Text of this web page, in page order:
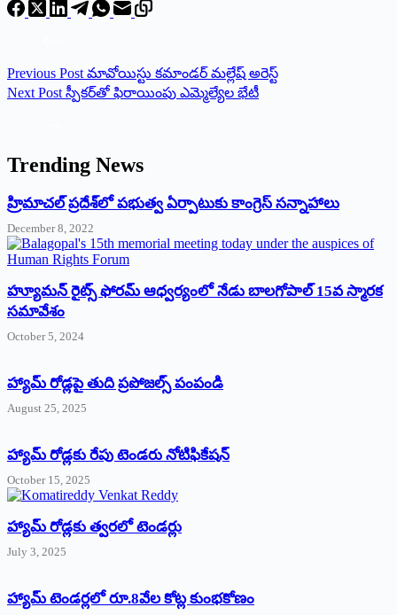
Previous Post మావోయిస్టు కమాండర్‌ మల్లేష్‌ అరెస్ట్‌
Next Post స్పీకర్‌తో ఫిరాయింపు ఎమ్మెల్యేల భేటీ
Trending News
‌హ్రిమాచల్‌ ‌ప్రదేశ్‌లో పభుత్వ ఏర్పాటుకు కాంగ్రెస్‌ ‌సన్నాహాలు
December 8, 2022
హ్యూమన్‌ రైట్స్‌ ఫోరమ్‌ ఆధ్వర్యంలో నేడు బాలగోపాల్‌ 15వ స్మారక
సమావేశం
October 5, 2024
హ్యామ్‌ రోడ్లపై తుది ప్రపోజల్స్‌ పంపండి
August 25, 2025
హ్యామ్‌ రోడ్లకు రేపు టెండరు నోటిఫికేషన్‌
October 15, 2025
హ్యామ్‌ రోడ్లకు త్వరలో టెండర్లు
July 3, 2025
హ్యామ్‌ ‌టెండర్లలో రూ.8వేల కోట్ల కుంభకోణం